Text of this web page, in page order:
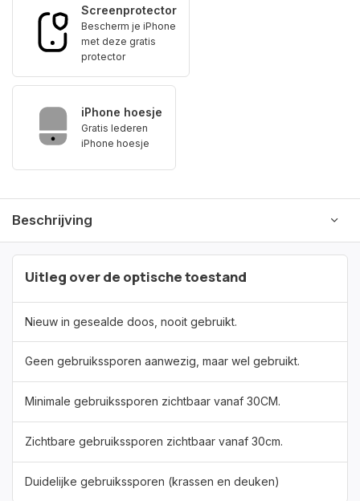
Screenprotector
Bescherm je iPhone
met deze gratis
protector
iPhone hoesje
Gratis lederen
iPhone hoesje
Beschrijving
Uitleg over de optische toestand
Nieuw in gesealde doos, nooit gebruikt.
Geen gebruikssporen aanwezig, maar wel gebruikt.
Minimale gebruikssporen zichtbaar vanaf 30CM.
Zichtbare gebruikssporen zichtbaar vanaf 30cm.
Duidelijke gebruikssporen (krassen en deuken)